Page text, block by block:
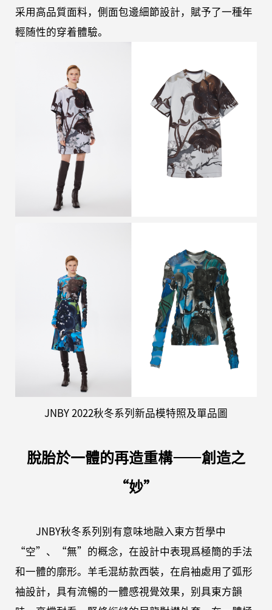
采用高品質面料，側面包邊細節設計，賦予了一種年
輕随性的穿着體驗。
JNBY 2022秋冬系列新品模特照及單品圖
脫胎於一體的再造重構——創造之
“妙”
JNBY秋冬系列别有意味地融入東方哲學中
“空”、“無”的概念，在設計中表現爲極簡的手法
和一體的廓形。羊毛混紡款西裝，在肩袖處用了弧形
袖設計，具有流暢的一體感視覺效果，别具東方韻